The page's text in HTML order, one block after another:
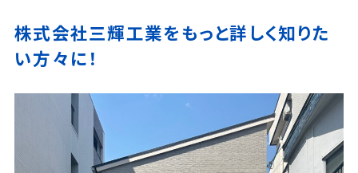
株式会社三輝工業をもっと詳しく知りた
い方々に！